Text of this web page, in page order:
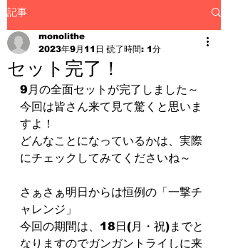
記事
セット完了！
monolithe
2023年9月11日 読了時間: 1分
9月の全面セットが完了しました～
今回は皆さん来て見て驚くと思いま
すよ！
どんなことになっているかは、実際
にチェックしてみてくださいね～
さぁさぁ明日からは恒例の「一撃チ
ャレンジ」
今回の期間は、18日(月・祝)までと
なりますのでガンガントライしに来